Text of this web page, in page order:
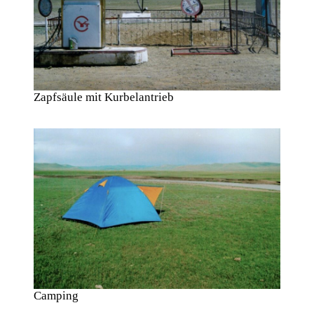
Zapfsäule mit Kurbelantrieb
Camping